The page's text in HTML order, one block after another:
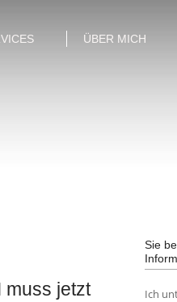
ÜBER MICH
muss jetzt
Sie
Ich